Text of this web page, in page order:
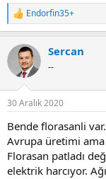
R
e
c
i
s
Endorfin35+
Sercan
--
30 Aralık 2020
Bende florasanli
Avrupa üretimi ama
Florasan patladı
elektrik harcıyor.